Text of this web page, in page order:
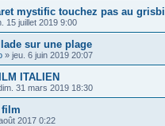
mystific touchez pas au grisbi
15 juillet 2019 9:00
sur une plage
» jeu. 6 juin 2019 20:07
ITALIEN
31 mars 2019 18:30
film
2017 0:22